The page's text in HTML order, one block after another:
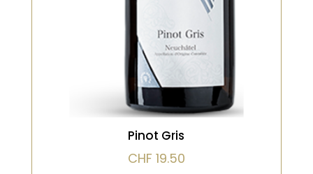
VOIR LE PRODUIT
Pinot Gris
CHF 19.50